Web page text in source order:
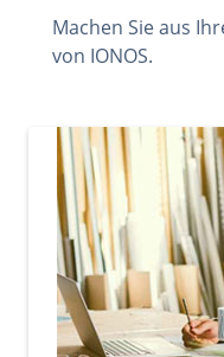
Machen Sie aus
von IONOS.